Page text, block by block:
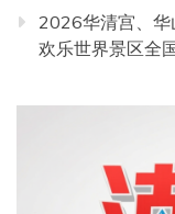
2026华清宫、华
欢乐世界景区全